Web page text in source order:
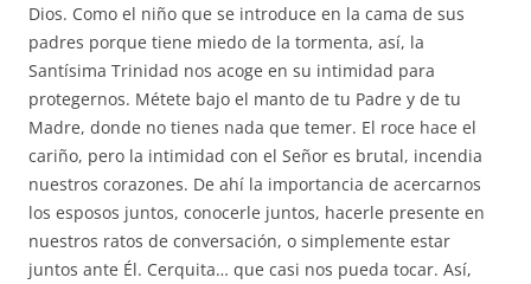
Dios. Como el niño que se introduce en la cama de sus
padres porque tiene miedo de la tormenta, así, la
Santísima Trinidad nos acoge en su intimidad para
protegernos. Métete bajo el manto de tu Padre y de tu
Madre, donde no tienes nada que temer. El roce hace el
cariño, pero la intimidad con el Señor es brutal, incendia
nuestros corazones. De ahí la importancia de acercarnos
los esposos juntos, conocerle juntos, hacerle presente en
nuestros ratos de conversación, o simplemente estar
juntos ante Él. Cerquita… que casi nos pueda tocar. Así,